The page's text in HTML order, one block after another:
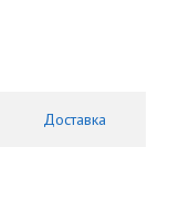
Доставка